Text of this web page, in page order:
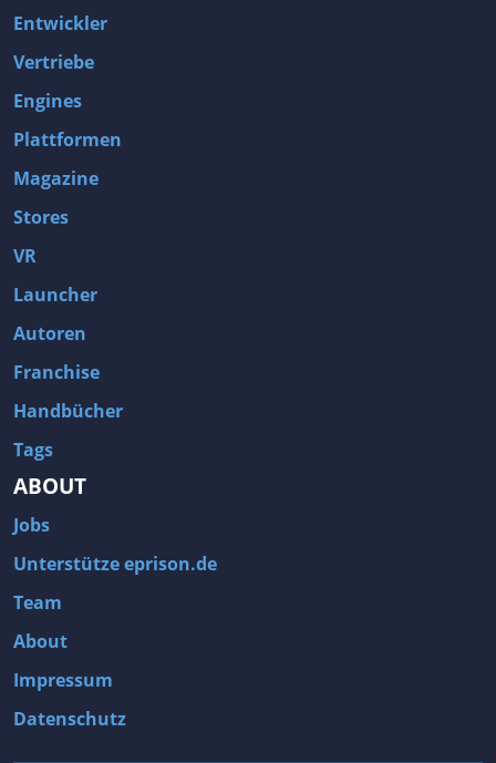
Entwickler
Vertriebe
Engines
Plattformen
Magazine
Stores
VR
Launcher
Autoren
Franchise
Handbücher
Tags
ABOUT
Jobs
Unterstütze eprison.de
Team
About
Impressum
Datenschutz